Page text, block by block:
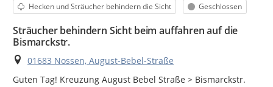
Kategorie
Hecken und Sträucher behindern die Sicht Status
Geschlossen
Sträucher behindern Sicht beim auffahren auf die
Bismarckstr.
Ort
01683 Nossen, August-Bebel-Straße
Guten Tag! Kreuzung August Bebel Straße > Bismarckstr.